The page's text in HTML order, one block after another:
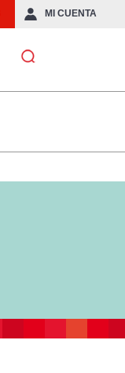
MI CUENTA